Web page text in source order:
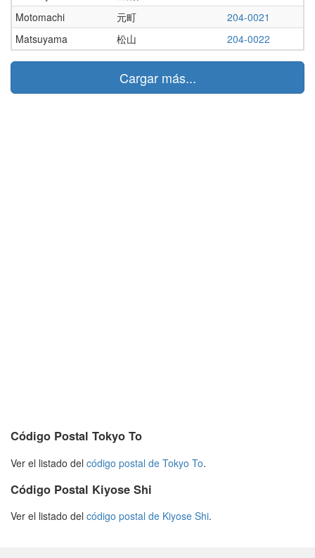
Motomachi
元町
204-0021
Matsuyama
松山 204-0022
Cargar más...
Código Postal Tokyo To
Ver el listado del código postal de Tokyo To.
Código Postal Kiyose Shi
Ver el listado del código postal de Kiyose Shi.